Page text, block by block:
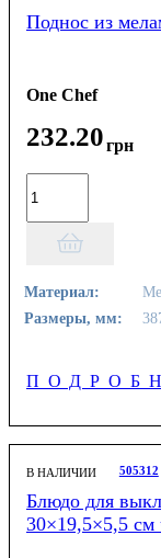
Поднос из
One Chef
232.20грн
Материал:
Размеры, мм:
В НАЛИЧИИ 505312
Блюдо для
30×19,5×5,5 см